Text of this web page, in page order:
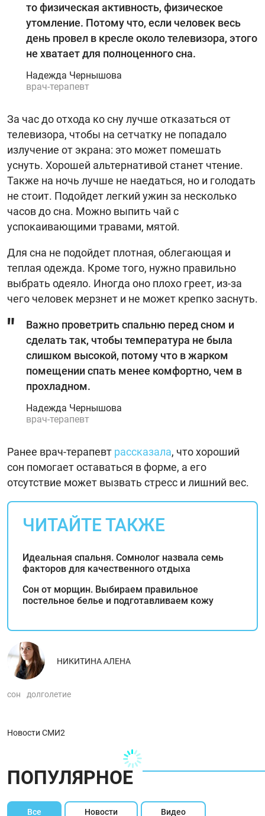
то физическая активность, физическое
утомление. Потому что, если человек весь
день провел в кресле около телевизора, этого
не хватает для полноценного сна.
Надежда Чернышова
врач-терапевт
За час до отхода ко сну лучше отказаться от
телевизора, чтобы на сетчатку не попадало
излучение от экрана: это может помешать
уснуть. Хорошей альтернативой станет чтение.
Также на ночь лучше не наедаться, но и голодать
не стоит. Подойдет легкий ужин за несколько
часов до сна. Можно выпить чай с
успокаивающими травами, мятой.
Для сна не подойдет плотная, облегающая и
теплая одежда. Кроме того, нужно правильно
выбрать одеяло. Иногда оно плохо греет, из-за
чего человек мерзнет и не может крепко заснуть.
Важно проветрить спальню перед сном и
сделать так, чтобы температура не была
слишком высокой, потому что в жарком
помещении спать менее комфортно, чем в
прохладном.
Надежда Чернышова
врач-терапевт
Ранее врач-терапевт рассказала, что хороший
сон помогает оставаться в форме, а его
отсутствие может вызвать стресс и лишний вес.
ЧИТАЙТЕ ТАКЖЕ
Идеальная спальня. Сомнолог назвала семь
факторов для качественного отдыха
Сон от морщин. Выбираем правильное
постельное белье и подготавливаем кожу
НИКИТИНА АЛЕНА
сон долголетие
Новости СМИ2
ПОПУЛЯРНОЕ
Все Новости Видео